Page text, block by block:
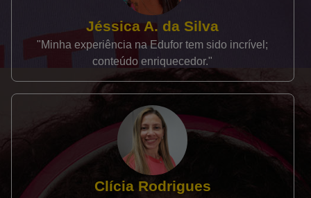
Jéssica A. da Silva
"Minha experiência na Edufor tem sido incrível;
conteúdo enriquecedor."
Clícia Rodrigues